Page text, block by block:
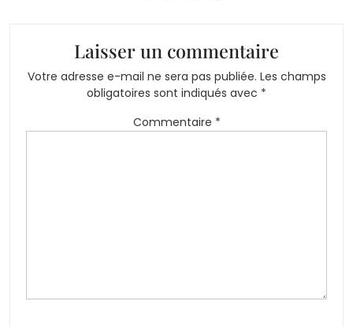
Laisser un commentaire
Votre adresse e-mail ne sera pas publiée. Les champs
obligatoires sont indiqués avec *
Commentaire *